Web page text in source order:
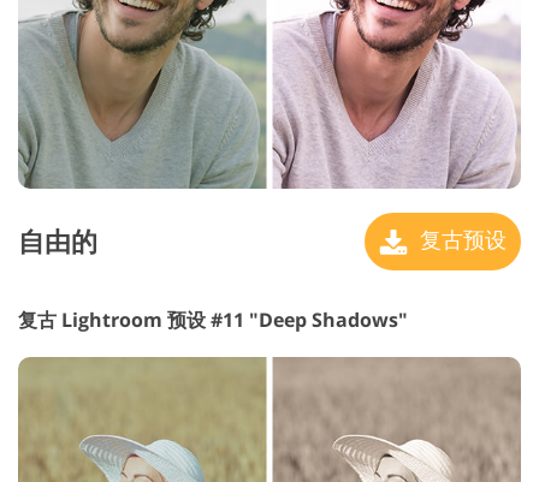
自由的 复古预设
复古 Lightroom 预设 #11 "Deep Shadows"